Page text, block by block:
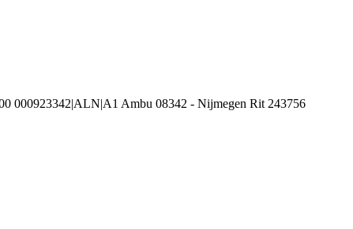
000923342|ALN|A1 Ambu 08342 - Nijmegen Rit 243756